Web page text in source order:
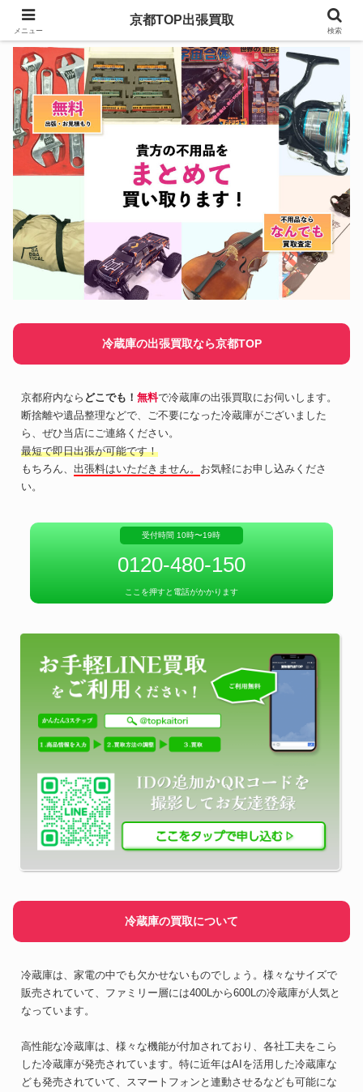
冷蔵庫の出張買取なら京都TOP
京都府内なら どこでも！ 無料で冷蔵庫の出張買取にお伺いします。
断捨離や遺品整理などで、ご不要になった冷蔵庫がございました
ら、ぜひ当店にご連絡ください。
最短で即日出張が可能です！
もちろん、 出張料はいただきません。 お気軽にお申し込みくださ
い。
受付時間 10時〜19時
0120-480-150
ここを押すと電話がかかります
冷蔵庫の買取について
冷蔵庫は、家電の中でも欠かせないものでしょう。様々なサイズで
販売されていて、ファミリー層には400Lから600Lの冷蔵庫が人気と
なっています。
高性能な冷蔵庫は、様々な機能が付加されており、各社工夫をこら
した冷蔵庫が発売されています。特に近年はAIを活用した冷蔵庫な
ども発売されていて、スマートフォンと連動させるなども可能にな
メニュー
京都TOP出張買取
検索